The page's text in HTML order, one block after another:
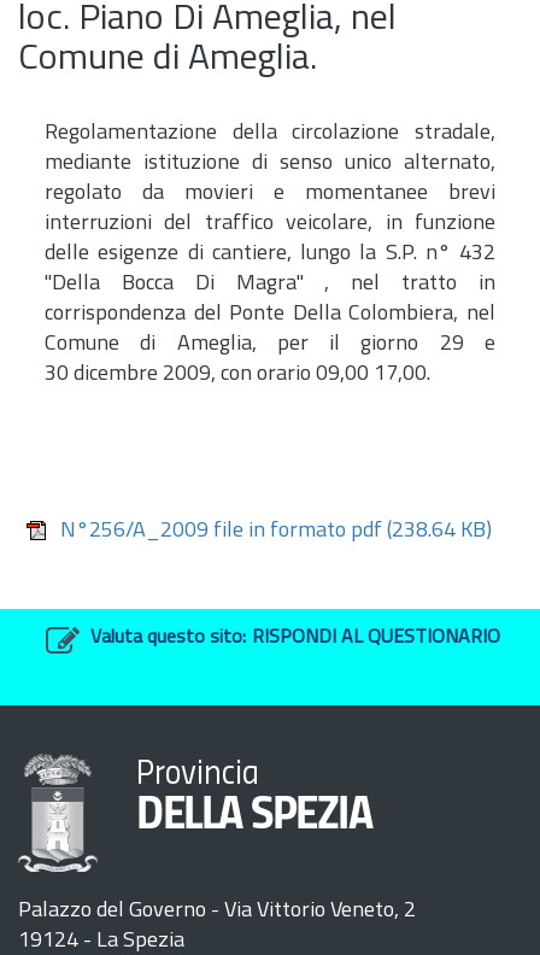
loc. Piano Di Ameglia, nel
Comune di Ameglia.
Regolamentazione della circolazione stradale,
mediante istituzione di senso unico alternato,
regolato da movieri e momentanee brevi
interruzioni del traffico veicolare, in funzione
delle esigenze di cantiere, lungo la S.P. n° 432
"Della Bocca Di Magra" , nel tratto in
corrispondenza del Ponte Della Colombiera, nel
Comune di Ameglia, per il giorno 29 e
30 dicembre 2009, con orario 09,00 17,00.
N°256/A_2009 file in formato pdf (238.64 KB)
Valuta questo sito: RISPONDI AL QUESTIONARIO
Provincia
DELLA SPEZIA
Palazzo del Governo - Via Vittorio Veneto, 2
19124 - La Spezia